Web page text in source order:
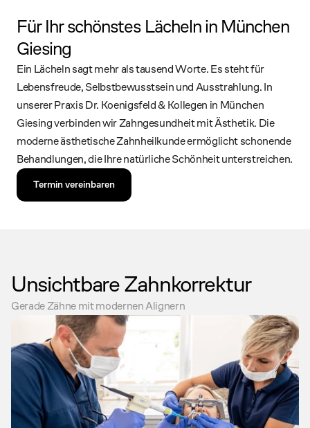
Für Ihr schönstes Lächeln in München
Giesing
Ein Lächeln sagt mehr als tausend Worte. Es steht für
Lebensfreude, Selbstbewusstsein und Ausstrahlung. In
unserer Praxis Dr. Koenigsfeld & Kollegen in München
Giesing verbinden wir Zahngesundheit mit Ästhetik. Die
moderne ästhetische Zahnheilkunde ermöglicht schonende
Behandlungen, die Ihre natürliche Schönheit unterstreichen.
Termin vereinbaren
Unsichtbare Zahnkorrektur
Gerade Zähne mit modernen Alignern